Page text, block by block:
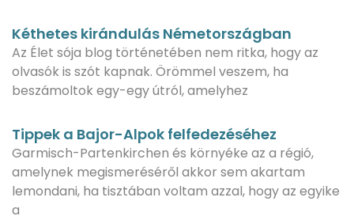
Kéthetes kirándulás Németországban
Az Élet sója blog történetében nem ritka, hogy az
olvasók is szót kapnak. Örömmel veszem, ha
beszámoltok egy-egy útról, amelyhez
Tippek a Bajor-Alpok felfedezéséhez
Garmisch-Partenkirchen és környéke az a régió,
amelynek megismeréséről akkor sem akartam
lemondani, ha tisztában voltam azzal, hogy az egyike
a